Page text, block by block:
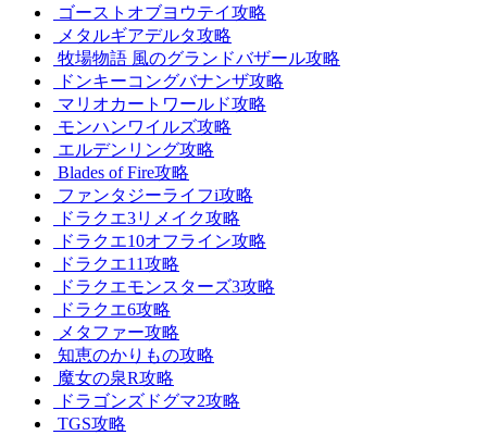
ゴーストオブヨウテイ攻略
メタルギアデルタ攻略
牧場物語 風のグランドバザール攻略
ドンキーコングバナンザ攻略
マリオカートワールド攻略
モンハンワイルズ攻略
エルデンリング攻略
Blades of Fire攻略
ファンタジーライフi攻略
ドラクエ3リメイク攻略
ドラクエ10オフライン攻略
ドラクエ11攻略
ドラクエモンスターズ3攻略
ドラクエ6攻略
メタファー攻略
知恵のかりもの攻略
魔女の泉R攻略
ドラゴンズドグマ2攻略
TGS攻略